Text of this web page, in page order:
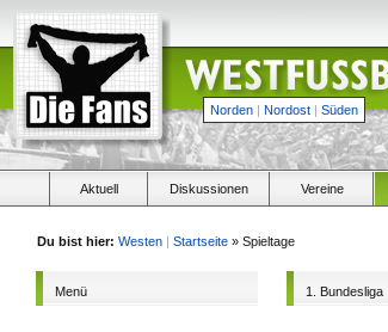
Norden | Nordost | Süden
Aktuell Diskussionen Vereine
Du bist hier: Westen | Startseite » Spieltage
Menü 1. Bundesliga